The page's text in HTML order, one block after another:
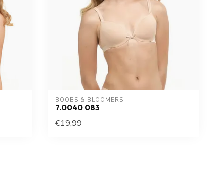
BOOBS & BLOOMERS
7.0040 083
€19,99